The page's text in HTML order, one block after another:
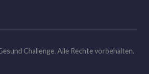
Challenge. Alle Rechte vorbehalten.